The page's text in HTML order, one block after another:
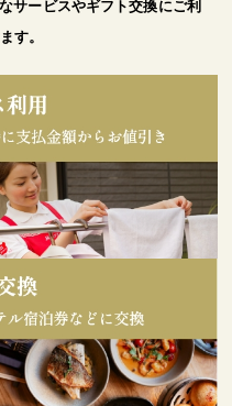
サービスやギフト交換にご利
す。